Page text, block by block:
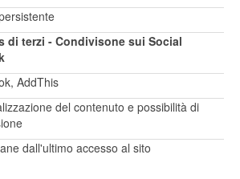
di terzi - Condivisone sui Social
AddThis
del contenuto e possibilità di
dall'ultimo accesso al sito